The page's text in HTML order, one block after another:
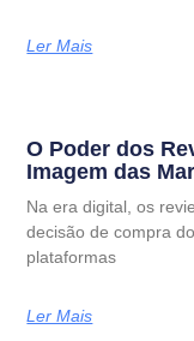
Ler Mais
O Poder dos
Imagem das
Na era digital, os
decisão de compra
plataformas
Ler Mais